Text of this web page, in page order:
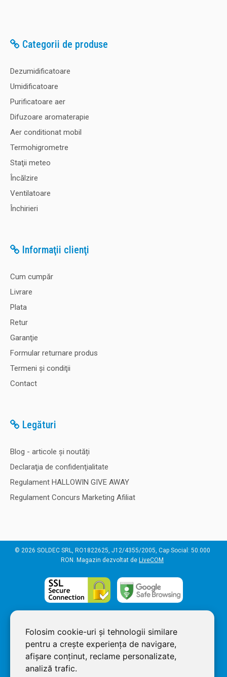
Folosim cookie-uri și tehnologii similare
pentru a crește experiența de navigare,
afișare conținut, reclame personalizate,
analiză trafic.
Categorii de produse
Dezumidificatoare
Umidificatoare
Purificatoare aer
Difuzoare aromaterapie
Aer conditionat mobil
Termohigrometre
Staţii meteo
Încălzire
Ventilatoare
Închirieri
Informaţii clienţi
Cum cumpăr
Livrare
Plata
Retur
Garanţie
Formular returnare produs
Termeni şi condiţii
Contact
Legături
Blog - articole și noutăți
Declaraţia de confidenţialitate
Regulament HALLOWIN GIVE AWAY
Regulament Concurs Marketing Afiliat
© 2026 SOLDEC SRL, RO1822625, J12/4355/2005, Cap Social: 50.000
RON. Magazin dezvoltat de LiveCOM